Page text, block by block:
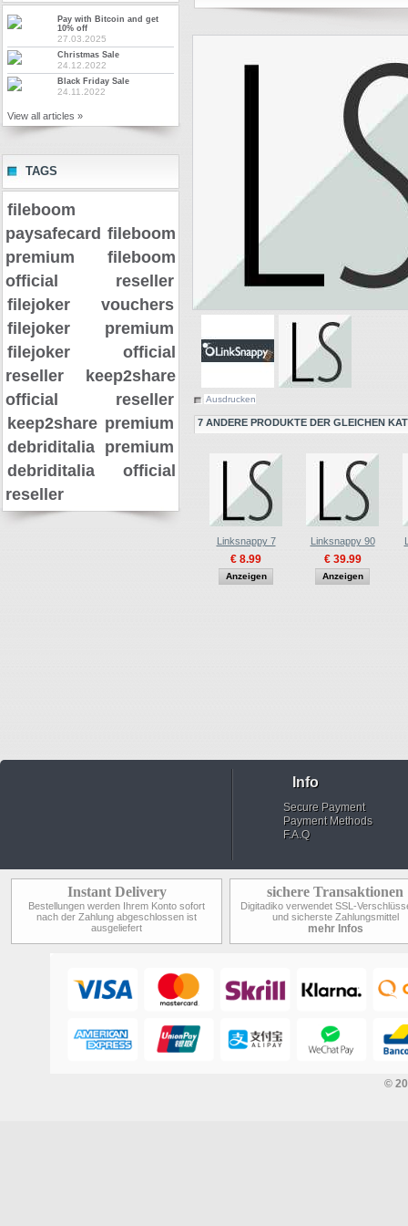
Pay with Bitcoin and get
10% off
27.03.2025
Christmas Sale
24.12.2022
Black Friday Sale
24.11.2022
View all articles »
TAGS
fileboom
paysafecard fileboom
premium
fileboom
official reseller
filejoker vouchers
filejoker premium
filejoker official
reseller
keep2share
official reseller
keep2share premium
debriditalia premium
debriditalia official
reseller
Ausdrucken
7 ANDERE PRODUKTE DER GLEICHEN
Linksnappy 7
€ 8.99
Anzeigen
Linksnappy 90
€ 39.99
Anzeigen
Info
Secure Payment
Payment Methods
F.A.Q
Instant Delivery
Bestellungen werden Ihrem Konto sofort
nach der Zahlung abgeschlossen ist
ausgeliefert
sichere Transaktionen
Digitadiko verwendet SSL-
und sicherste Zahlungsmittel
mehr Infos
©